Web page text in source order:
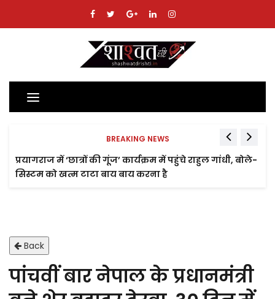
Toggle
navigation
BREAKING NEWS
प्रयागराज में ‘छात्रों की गूंज’ कार्यक्रम में पहुंचे राहुल गांधी, बोले-
सिस्टम को खत्म टाटा बाय बाय करना है
Back
पांचवीं बार नेपाल के प्रधानमंत्री